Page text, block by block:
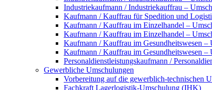
Industriekaufmann / Industriekauffrau –
Kaufmann / Kauffrau für Spedition und
Kaufmann / Kauffrau im Einzelhandel –
Kaufmann / Kauffrau im Einzelhandel –
Kaufmann / Kauffrau im Gesundheitswesen
Kaufmann / Kauffrau im Gesundheitswesen
Personaldienstleistungskaufmann /
Gewerbliche Umschulungen
Vorbereitung auf die gewerblich-technischen
Fachkraft Lagerlogistik-Umschulung (IHK)